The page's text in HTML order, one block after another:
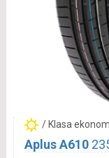
/ Klasa
Aplus A610